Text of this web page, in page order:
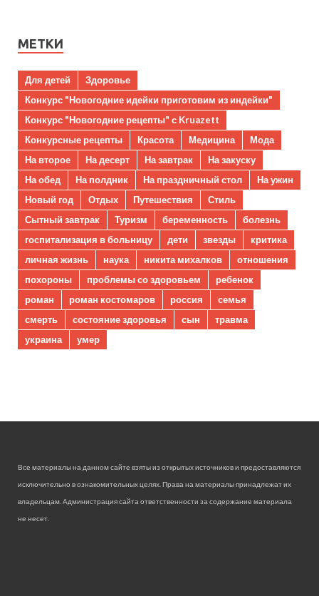
МЕТКИ
Для детей
Здоровье
Конкурс "Новогодние идейки приготовим из индейки"
Конкурс "Новогодние рецепты" с Kruazett
Конкурсные рецепты
Красота Медицина
Мода
На второе
На десерт На завтрак
На закуску
На обед
На полдник На праздничный стол
На ужин
Новый год
Отдых Путешествия
Стиль
Сытный завтрак
Туризм беременность
болезнь
госпитализация в больницу
дети звезды
критика
личная жизнь
наука никита михалков
отношения
похороны
проблемы со здоровьем
ребенок
роман
роман костомаров россия
семья
смерть
состояние здоровья сын
травма
украина
умер
Все материалы на данном сайте взяты из открытых источников и предоставляются
исключительно в ознакомительных целях. Права на материалы принадлежат их
владельцам. Администрация сайта ответственности за содержание материала
не несет.